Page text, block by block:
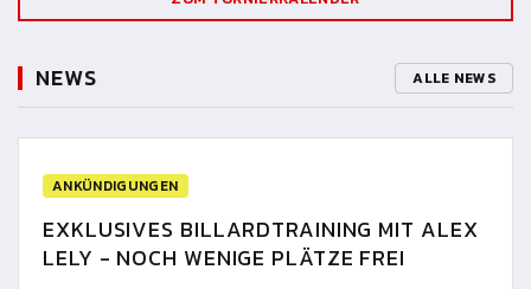
NEWS ALLE NEWS
ANKÜNDIGUNGEN
EXKLUSIVES BILLARDTRAINING MIT ALEX
LELY - NOCH WENIGE PLÄTZE FREI